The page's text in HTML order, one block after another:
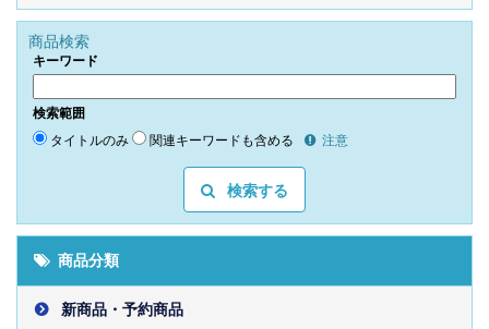
商品検索
キーワード
検索範囲
タイトルのみ 関連キーワードも含める 注意
検索する
商品分類
新商品・予約商品